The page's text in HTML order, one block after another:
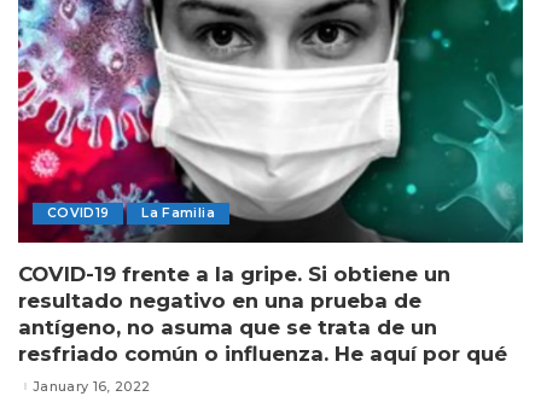
COVID19 La Familia
COVID-19 frente a la gripe. Si obtiene un
resultado negativo en una prueba de
antígeno, no asuma que se trata de un
resfriado común o influenza. He aquí por qué
January 16, 2022